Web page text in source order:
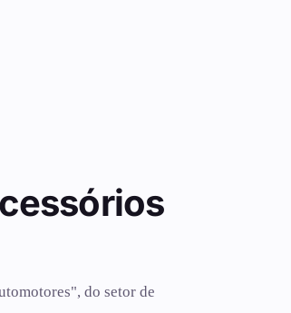
do setor de